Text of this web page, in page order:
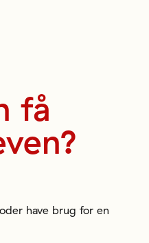
få
have brug for en